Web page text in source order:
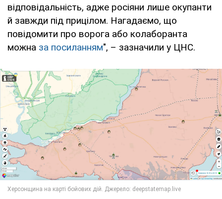
відповідальність, адже росіяни лише окупанти
й завжди під прицілом. Нагадаємо, що
повідомити про ворога або колаборанта
можна за посиланням", – зазначили у ЦНС.